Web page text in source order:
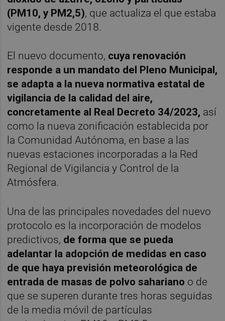
(PM10, y PM2,5), que actualiza el que estaba
vigente desde 2018.
El nuevo documento, cuya renovación
responde a un mandato del Pleno Municipal,
se adapta a la nueva normativa estatal de
vigilancia de la calidad del aire,
concretamente al Real Decreto 34/2023, así
como la nueva zonificación establecida por
la Comunidad Autónoma, en base a las
nuevas estaciones incorporadas a la Red
Regional de Vigilancia y Control de la
Atmósfera.
Una de las principales novedades del nuevo
protocolo es la incorporación de modelos
predictivos, de forma que se pueda
adelantar la adopción de medidas en caso
de que haya previsión meteorológica de
entrada de masas de polvo sahariano o de
que se superen durante tres horas seguidas
de la media móvil de partículas